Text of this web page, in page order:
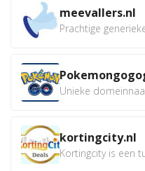
meevallers.nl
kortingcity.nl